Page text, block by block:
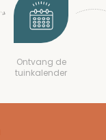
Ontvang de
tuinkalender